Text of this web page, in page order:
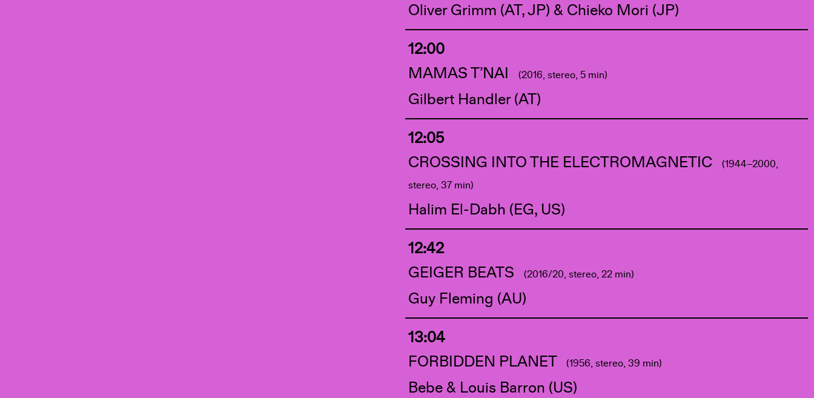
Oliver Grimm (AT, JP) & Chieko Mori (JP)
12:00
MAMAS T’NAI
(2016, stereo, 5 min)
Gilbert Handler (AT)
12:05
CROSSING INTO THE ELECTROMAGNETIC
(1944–2000,
stereo, 37 min)
Halim El-Dabh (EG, US)
12:42
GEIGER BEATS
(2016/20, stereo, 22 min)
Guy Fleming (AU)
13:04
FORBIDDEN PLANET
(1956, stereo, 39 min)
Bebe & Louis Barron (US)